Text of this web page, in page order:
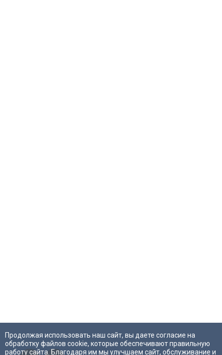
Продолжая использовать наш сайт, вы даете согласие на
обработку файлов cookie, которые обеспечивают правильную
работу сайта. Благодаря им мы улучшаем сайт, обслуживание и